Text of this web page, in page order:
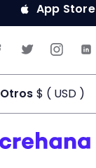
App Store
Otros $ ( USD )